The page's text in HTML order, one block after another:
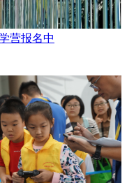
营报名中